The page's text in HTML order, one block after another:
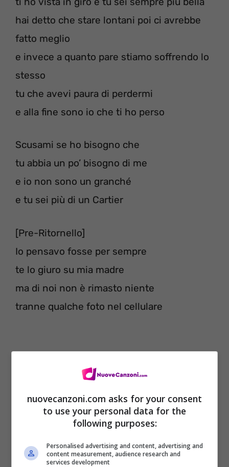
hai detto che stare lontani poi ci avrebbe
fatto meglio
e invece a quanto pare stiamo soffrendo lo
stesso
tu che avevi paura di perdermi
e alla fine sono io che ti ho perso
Scusami se ho bisogno che
tu abbia un po’ bisogno di me
e io non sono un granché
e tu sei più di un Cartier
[Pre-Ritornello]
Io pensavo fosse per sempre
te lo giuro su mia madre
ma di noi non è rimasto niente
tranne qualche foto nel cellulare
nuovecanzoni.com asks for your consent
to use your personal data for the
following purposes:
Personalised advertising and content, advertising and
content measurement, audience research and
services development